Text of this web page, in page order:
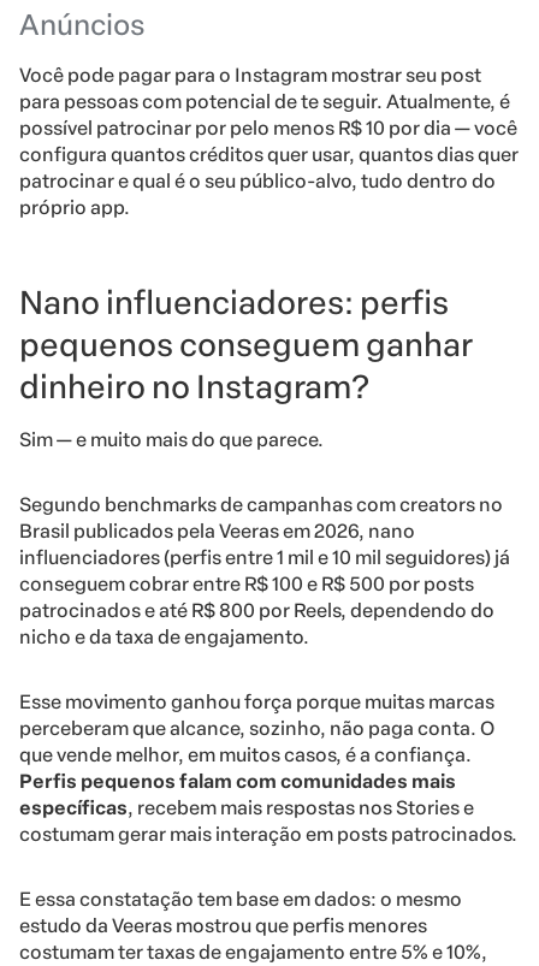
Anúncios
Você pode pagar para o Instagram mostrar seu post
para pessoas com potencial de te seguir. Atualmente, é
possível patrocinar por pelo menos R$ 10 por dia — você
configura quantos créditos quer usar, quantos dias quer
patrocinar e qual é o seu público-alvo, tudo dentro do
próprio app.
Nano influenciadores: perfis
pequenos conseguem ganhar
dinheiro no Instagram?
Sim — e muito mais do que parece.
Segundo benchmarks de campanhas com creators no
Brasil publicados pela Veeras em 2026, nano
influenciadores (perfis entre 1 mil e 10 mil seguidores) já
conseguem cobrar entre R$ 100 e R$ 500 por posts
patrocinados e até R$ 800 por Reels, dependendo do
nicho e da taxa de engajamento.
Esse movimento ganhou força porque muitas marcas
perceberam que alcance, sozinho, não paga conta. O
que vende melhor, em muitos casos, é a confiança.
Perfis pequenos falam com comunidades mais
específicas, recebem mais respostas nos Stories e
costumam gerar mais interação em posts patrocinados.
E essa constatação tem base em dados: o mesmo
estudo da Veeras mostrou que perfis menores
costumam ter taxas de engajamento entre 5% e 10%,